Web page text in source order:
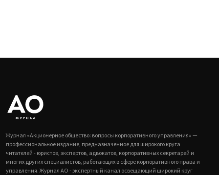
Журнал «Акционерное общество: вопросы корпоративного управления» —
профессиональное издание, предназначенное для широкого круга
читателей - юристов, экспертов, адвокатов, корпоративных секретарей и
многих других специалистов, работающих в сфере корпоративного права и
управления. Журнал АО - экспертный канал освещающий широкий круг